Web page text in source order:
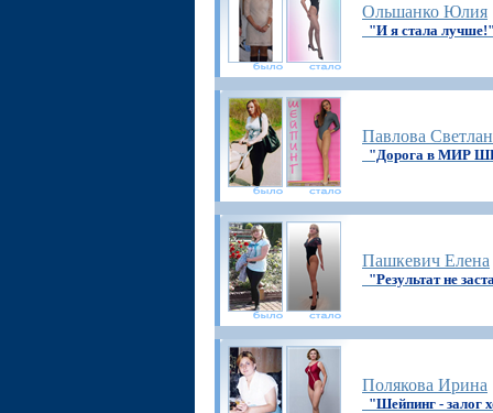
Ольшанко Юлия
"И я стала
Павлова
"Дорога в МИР
Пашкевич Елена
"Результат не
Полякова Ирина
"Шейпинг - залог